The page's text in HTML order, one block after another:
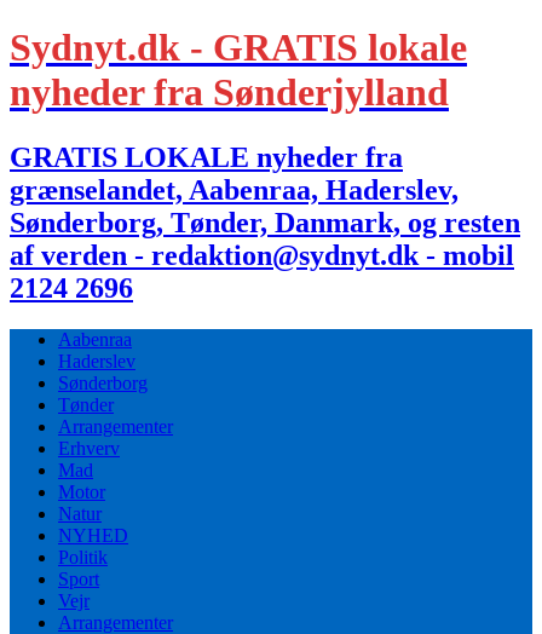
Sydnyt.dk - GRATIS lokale
nyheder fra Sønderjylland
GRATIS LOKALE nyheder fra
grænselandet, Aabenraa, Haderslev,
Sønderborg, Tønder, Danmark, og resten
af verden - redaktion@sydnyt.dk - mobil
2124 2696
Aabenraa
Haderslev
Sønderborg
Tønder
Arrangementer
Erhverv
Mad
Motor
Natur
NYHED
Politik
Sport
Vejr
Arrangementer